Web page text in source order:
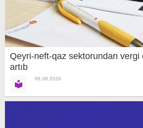
Qeyri-neft-qaz sektorundan vergi
artıb
06.08.2026